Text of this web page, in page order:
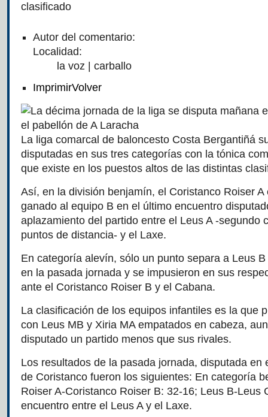
clasificado
Autor del comentario:
Localidad:
la voz | carballo
ImprimirVolver
La liga comarcal de baloncesto Costa Bergantiñá
disputadas en sus tres categorías con la tónica
que existe en los puestos altos de las distintas
Así, en la división benjamín, el Coristanco Roiser
ganado al equipo B en el último encuentro
aplazamiento del partido entre el Leus A -segundo
puntos de distancia- y el Laxe.
En categoría alevín, sólo un punto separa a Leus
en la pasada jornada y se impusieron en sus
ante el Coristanco Roiser B y el Cabana.
La clasificación de los equipos infantiles es la que
con Leus MB y Xiria MA empatados en cabeza,
disputado un partido menos que sus rivales.
Los resultados de la pasada jornada, disputada en
de Coristanco fueron los siguientes: En categoría
Roiser A-Coristanco Roiser B: 32-16; Leus B-Leus
encuentro entre el Leus A y el Laxe.